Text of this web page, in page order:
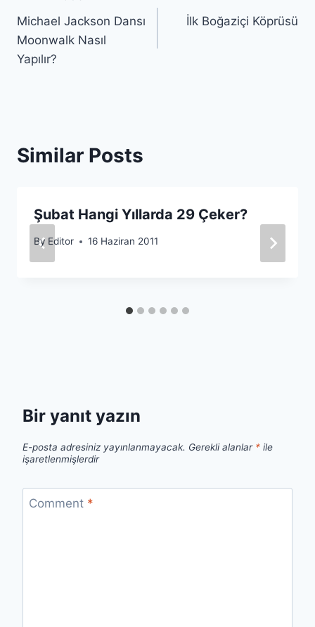
gezinmesi
Michael Jackson Dansı
Moonwalk Nasıl
Yapılır?
İlk Boğaziçi Köprüsü
Similar Posts
Şubat Hangi Yıllarda 29 Çeker?
By Editor 16 Haziran 2011
Bir yanıt yazın
E-posta adresiniz yayınlanmayacak. Gerekli alanlar * ile
işaretlenmişlerdir
Comment *